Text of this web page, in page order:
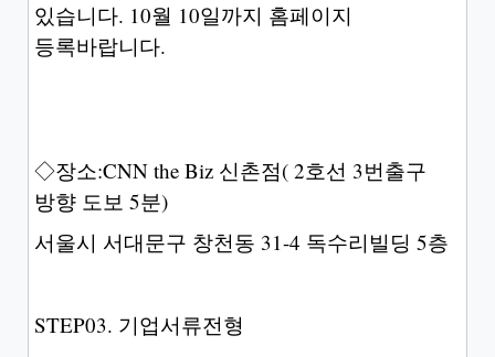
있습니다. 10월 10일까지 홈페이지
등록바랍니다.
◇장소:CNN the Biz 신촌점( 2호선 3번출구
방향 도보 5분)
서울시 서대문구 창천동 31-4 독수리빌딩 5층
STEP03. 기업서류전형